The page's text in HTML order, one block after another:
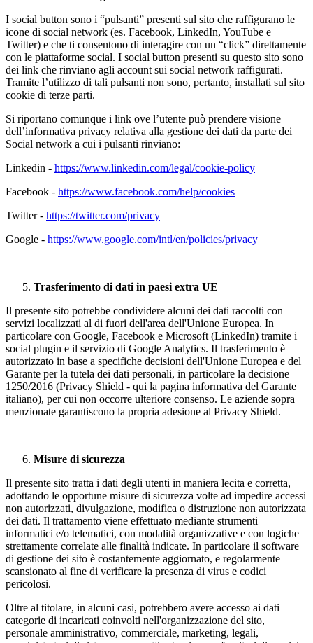
I social button sono i “pulsanti” presenti sul sito che raffigurano le
icone di social network (es. Facebook, LinkedIn, YouTube e
Twitter) e che ti consentono di interagire con un “click” direttamente
con le piattaforme social. I social button presenti su questo sito sono
dei link che rinviano agli account sui social network raffigurati.
Tramite l’utilizzo di tali pulsanti non sono, pertanto, installati sul sito
cookie di terze parti.
Si riportano comunque i link ove l’utente può prendere visione
dell’informativa privacy relativa alla gestione dei dati da parte dei
Social network a cui i pulsanti rinviano:
Linkedin - https://www.linkedin.com/legal/cookie-policy
Facebook - https://www.facebook.com/help/cookies
Twitter - https://twitter.com/privacy
Google - https://www.google.com/intl/en/policies/privacy
Trasferimento di dati in paesi extra UE
Il presente sito potrebbe condividere alcuni dei dati raccolti con
servizi localizzati al di fuori dell'area dell'Unione Europea. In
particolare con Google, Facebook e Microsoft (LinkedIn) tramite i
social plugin e il servizio di Google Analytics. Il trasferimento è
autorizzato in base a specifiche decisioni dell'Unione Europea e del
Garante per la tutela dei dati personali, in particolare la decisione
1250/2016 (Privacy Shield - qui la pagina informativa del Garante
italiano), per cui non occorre ulteriore consenso. Le aziende sopra
menzionate garantiscono la propria adesione al Privacy Shield.
Misure di sicurezza
Il presente sito tratta i dati degli utenti in maniera lecita e corretta,
adottando le opportune misure di sicurezza volte ad impedire accessi
non autorizzati, divulgazione, modifica o distruzione non autorizzata
dei dati. Il trattamento viene effettuato mediante strumenti
informatici e/o telematici, con modalità organizzative e con logiche
strettamente correlate alle finalità indicate. In particolare il software
di gestione dei sito è costantemente aggiornato, e regolarmente
scansionato al fine di verificare la presenza di virus e codici
pericolosi.
Oltre al titolare, in alcuni casi, potrebbero avere accesso ai dati
categorie di incaricati coinvolti nell'organizzazione del sito,
personale amministrativo, commerciale, marketing, legali,